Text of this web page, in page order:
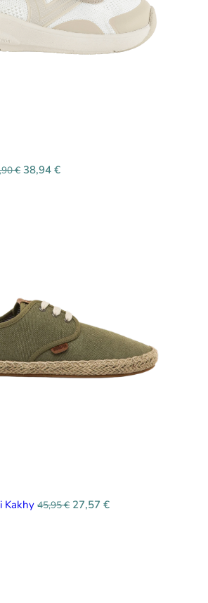
€ 38,94 €
Kakhy 45,95€ 27,57 €